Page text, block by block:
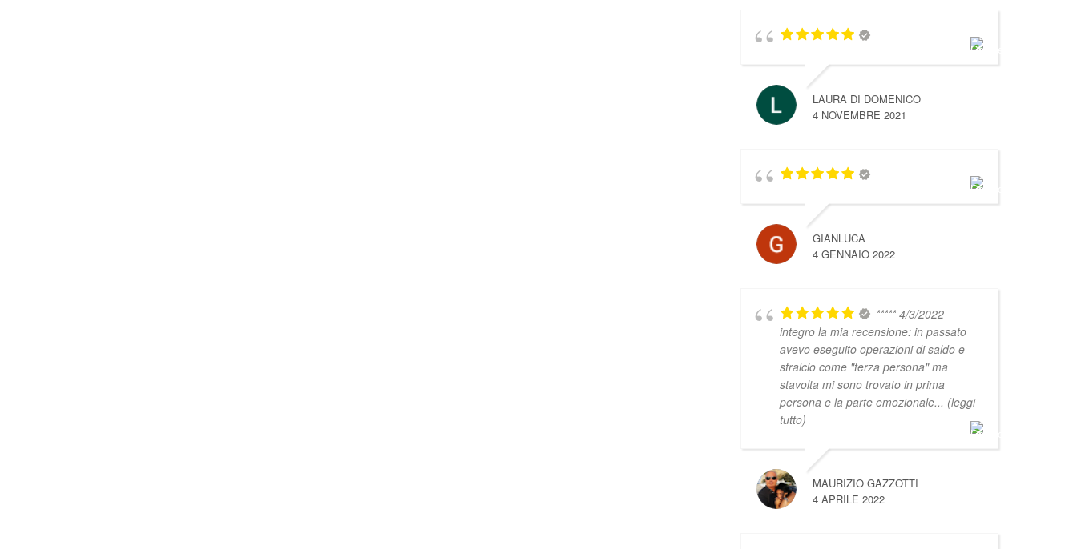
LAURA DI DOMENICO
4 NOVEMBRE 2021
GIANLUCA
4 GENNAIO 2022
***** 4/3/2022
integro la mia recensione: in passato
avevo eseguito operazioni di saldo e
stralcio come "terza persona" ma
stavolta mi sono trovato in prima
persona e la parte emozionale... (leggi
tutto)
MAURIZIO GAZZOTTI
4 APRILE 2022